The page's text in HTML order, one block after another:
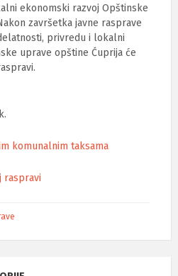
ekonomski razvoj Opštinske
završetka javne rasprave
privredu i lokalni
uprave opštine Ćuprija će
komunalnim taksama
raspravi